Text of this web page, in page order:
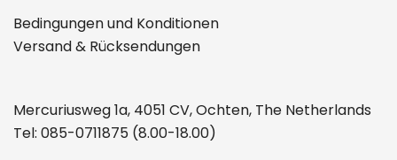
Bedingungen und Konditionen
Versand & Rücksendungen
Mercuriusweg 1a, 4051 CV, Ochten, The Netherlands
Tel: 085-0711875 (8.00-18.00)